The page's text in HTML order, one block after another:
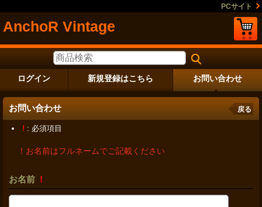
PCサイト
AnchoR Vintage
ログイン 新規登録はこちら お問い合わせ
お問い合わせ 戻る
! : 必須項目
！お名前はフルネームでご記載ください
お名前 !